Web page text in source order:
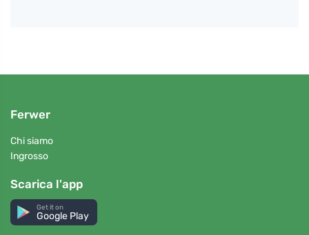
Ferwer
Chi siamo
Ingrosso
Scarica l'app
Get it on
Google Play